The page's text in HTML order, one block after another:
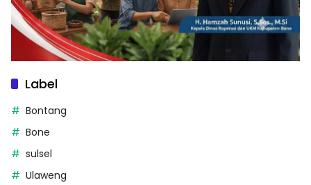
Label
Bontang
Bone
sulsel
Ulaweng